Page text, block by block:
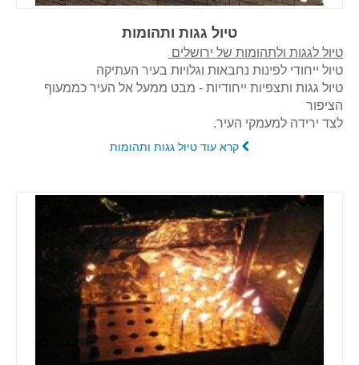
טיול גגות ותהומות
טיול לגגות ולתהומות של ירושלים
טיול ייחודי לפינות נחבאות וגלויות בעיר העתיקה
טיול גגות ותצפיות ייחודיות - מבט ממעל אל העיר כממעוף
הציפור
לצד ירידה למעמקי העיר.
קרא עוד טיול גגות ותהומות